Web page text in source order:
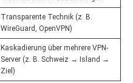
Transparente Technik (z. B.
WireGuard, OpenVPN)
Kaskadierung über mehrere VPN-
Server (z. B. Schweiz → Island →
Ziel)